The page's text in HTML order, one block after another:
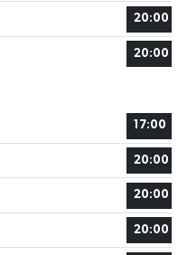
20:00
20:00
17:00
20:00
20:00
20:00